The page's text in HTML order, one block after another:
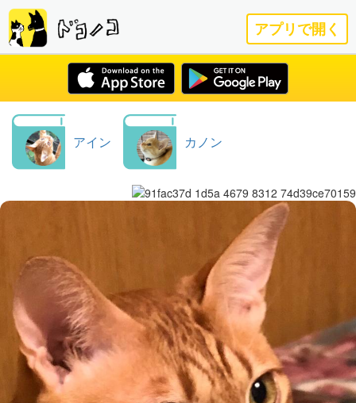
アプリで開く
アイン カノン